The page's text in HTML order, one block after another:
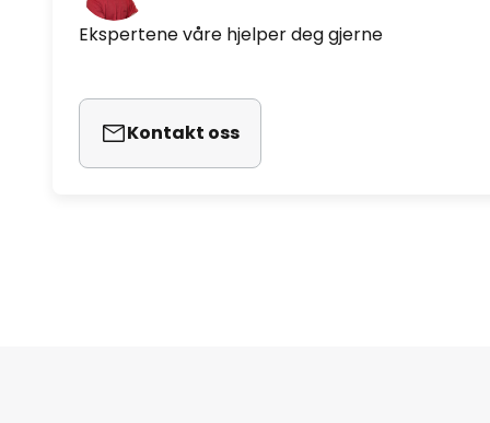
Ekspertene våre hjelper deg gjerne
Kontakt oss